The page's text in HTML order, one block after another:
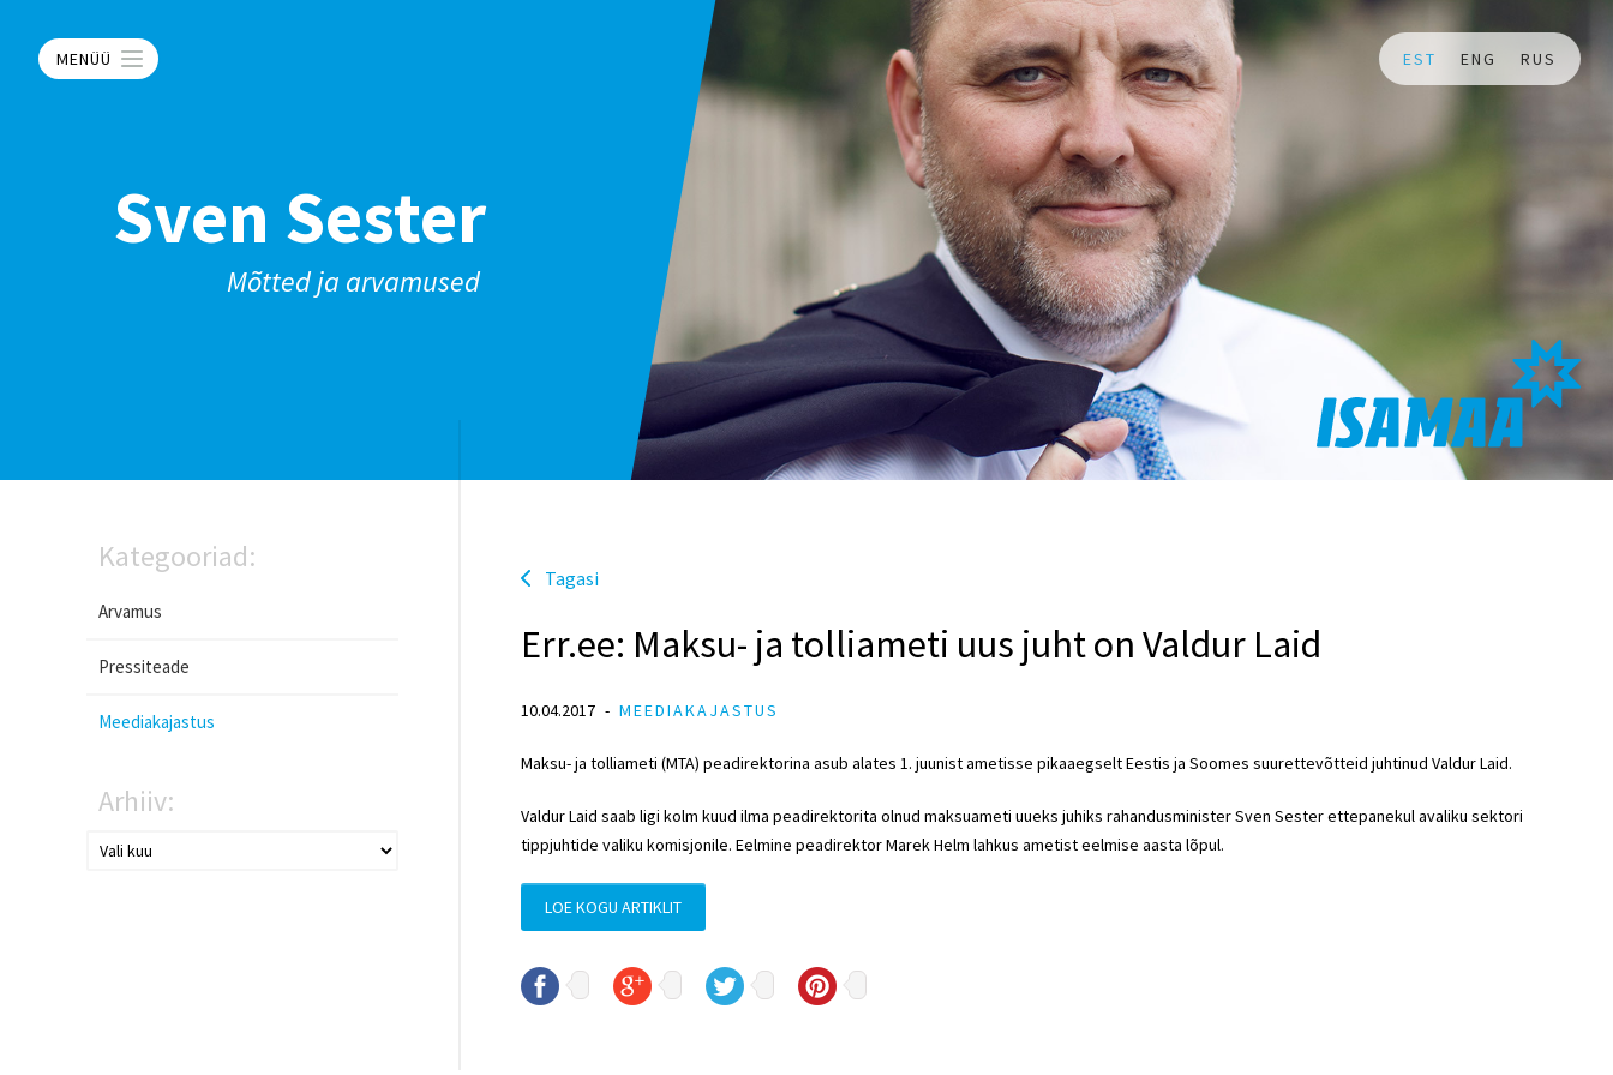
MENÜÜ EST ENG RUS
Sven Sester
Mõtted ja arvamused
Kategooriad:
Arvamus
Pressiteade
Meediakajastus
Arhiiv:
Tagasi
Err.ee: Maksu- ja tolliameti uus juht on Valdur Laid
10.04.2017 MEEDIAKAJASTUS
Maksu- ja tolliameti (MTA) peadirektorina asub alates 1. juunist ametisse pikaaegselt Eestis ja Soomes suurettevõtteid juhtinud Valdur Laid.
Valdur Laid saab ligi kolm kuud ilma peadirektorita olnud maksuameti uueks juhiks rahandusminister Sven Sester ettepanekul avaliku sektori
tippjuhtide valiku komisjonile. Eelmine peadirektor Marek Helm lahkus ametist eelmise aasta lõpul.
LOE KOGU ARTIKLIT